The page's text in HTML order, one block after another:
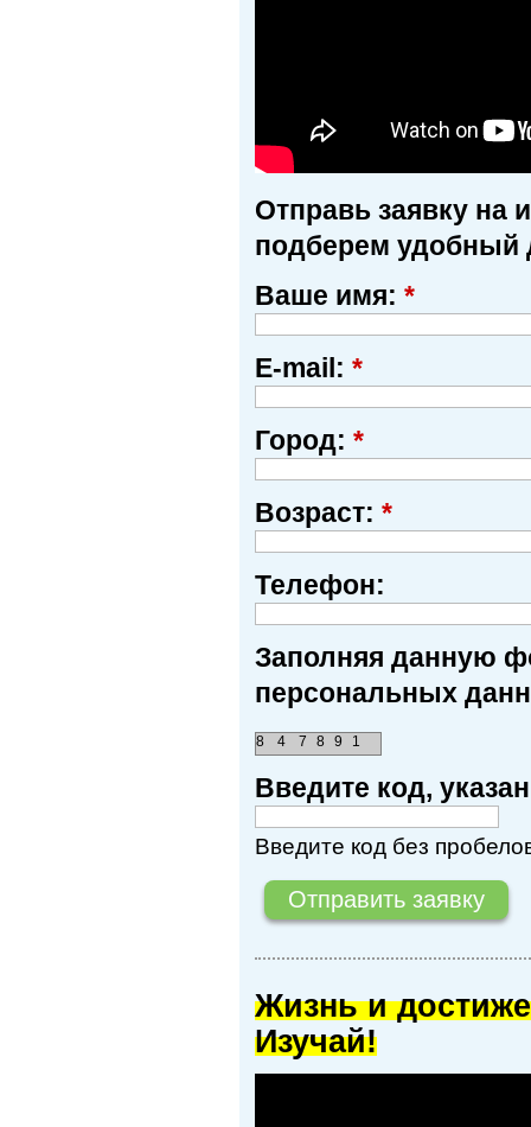
Отправь заявку на
подберем удобный
Ваше имя: *
E-mail: *
Город: *
Возраст: *
Телефон:
Заполняя данную
персональных
7
4
8 8 9 1
Введите код,
Введите код без
Жизнь и
Изучай!